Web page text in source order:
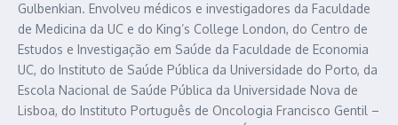
Gulbenkian. Envolveu médicos e investigadores da Faculdade
de Medicina da UC e do King’s College London, do Centro de
Estudos e Investigação em Saúde da Faculdade de Economia
UC, do Instituto de Saúde Pública da Universidade do Porto, da
Escola Nacional de Saúde Pública da Universidade Nova de
Lisboa, do Instituto Português de Oncologia Francisco Gentil –